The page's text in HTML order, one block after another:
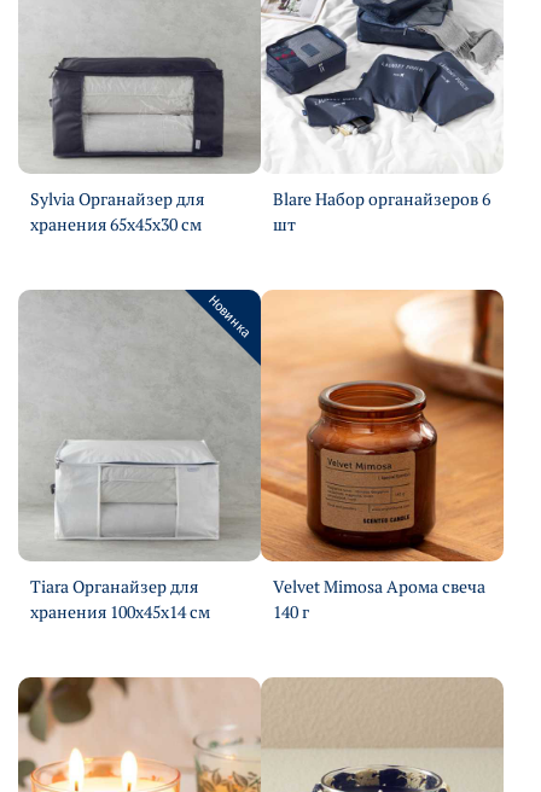
Sylvia Органайзер для
хранения 65х45х30 см
Blare Набор органайзеров 6
шт
Новинка
Tiara Органайзер для
хранения 100х45х14 см
Velvet Mimosa Арома свеча
140 г